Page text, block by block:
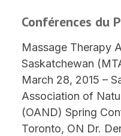
Conférences du
Massage Therapy
Saskatchewan
March 28, 2015 –
Association of
(OAND) Spring
Toronto, ON Dr.